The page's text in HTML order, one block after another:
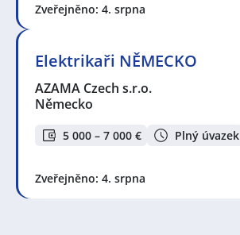
Zveřejněno: 4. srpna
Elektrikaři NĚMECKO
AZAMA Czech s.r.o.
Německo
5 000 – 7 000 € Plný úvazek
Zveřejněno: 4. srpna